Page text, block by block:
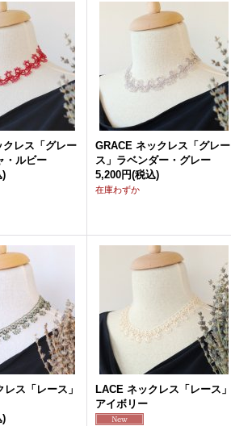
クレス「グレー
・ルビー
)
GRACE ネックレス「グレー
ス」ラベンダー・グレー
5,200円(税込)
在庫わずか
ス「レース」
)
LACE ネックレス「レース」
アイボリー